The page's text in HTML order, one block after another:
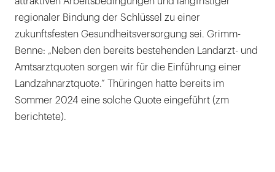
regionaler Bindung der Schlüssel zu einer
zukunftsfesten Gesundheitsversorgung sei. Grimm-
Benne: „Neben den bereits bestehenden Landarzt- und
Amtsarztquoten sorgen wir für die Einführung einer
Landzahnarztquote.“ Thüringen hatte bereits im
Sommer 2024 eine solche Quote eingeführt (zm
berichtete).